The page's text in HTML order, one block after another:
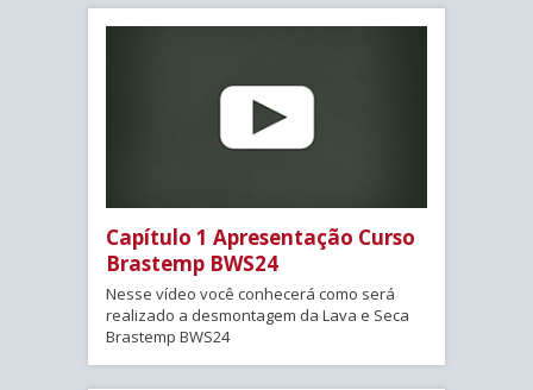
Capítulo 1 Apresentação Curso
Brastemp BWS24
Nesse vídeo você conhecerá como será
realizado a desmontagem da Lava e Seca
Brastemp BWS24